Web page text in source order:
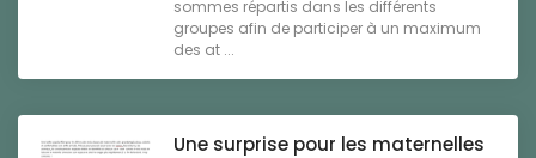
sommes répartis dans les différents
groupes afin de participer à un maximum
des at ...
Une surprise pour les maternelles